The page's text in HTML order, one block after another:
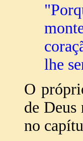
lhe
O
de Deus
no